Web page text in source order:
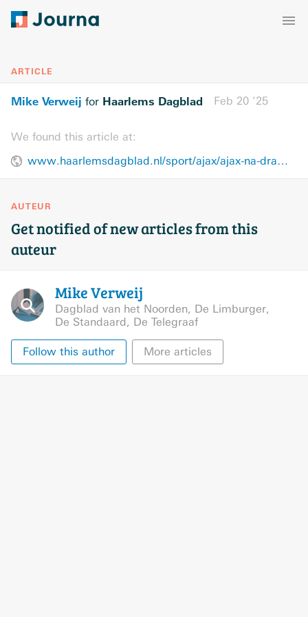
ARTICLE
Mike Verweij for Haarlems Dagblad Feb 20 ’25
We found this article at:
www.haarlemsdagblad.nl/sport/ajax/ajax-na-dramatisch-begin-en-snelle-rode-kaart-toch-door-naar-volgende-ronde-europa-league/42465918.html
AUTEUR
Get notified of new articles from this
auteur
MikeVerweij
Dagblad van het Noorden, De Limburger,
De Standaard, De Telegraaf
Follow this author More articles